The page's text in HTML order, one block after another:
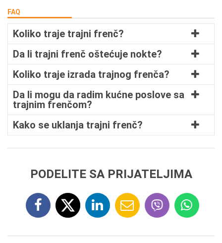
FAQ
Koliko traje trajni frenč?
Da li trajni frenč oštećuje nokte?
Koliko traje izrada trajnog frenča?
Da li mogu da radim kućne poslove sa
trajnim frenčom?
Kako se uklanja trajni frenč?
PODELITE SA PRIJATELJIMA